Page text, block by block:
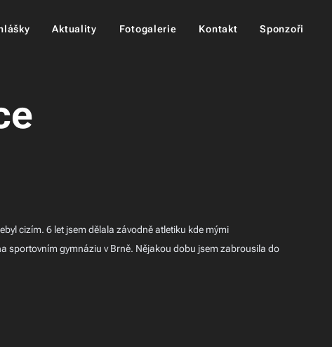
Aktuality Fotogalerie Kontakt Sponzoři
cizím. 6 let jsem dělala závodně atletiku kde mými
sportovním gymnáziu v Brně. Nějakou dobu jsem zabrousila do